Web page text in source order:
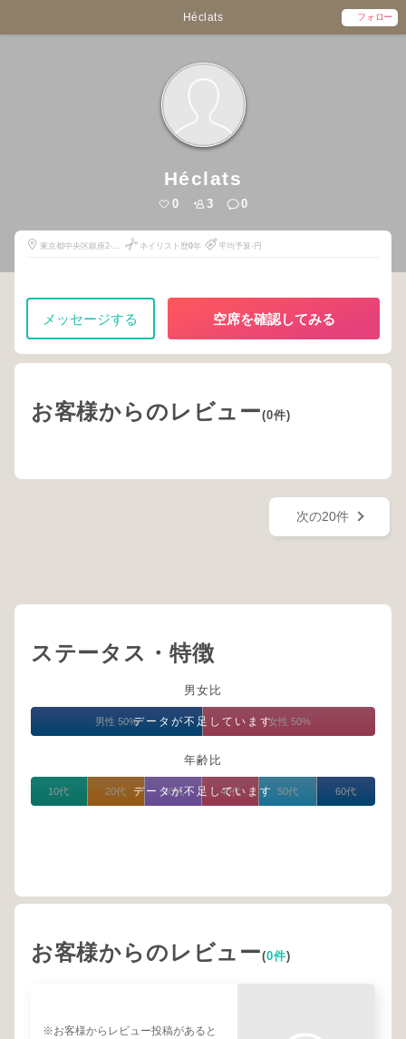
Héclats フォロー
Héclats
0 3 0
東京都中央区銀座2-
ネイリスト歴0年 平均予算-円
メッセージする 空席を確認してみる
お客様からのレビュー(0件)
次の20件
ステータス・特徴
男女比
データが不足しています
男性 50% 女性 50%
年齢比
データが不足しています
10代 20代 30代 40代 50代 60代
お客様からのレビュー(0件)
※お客様からレビュー投稿があると